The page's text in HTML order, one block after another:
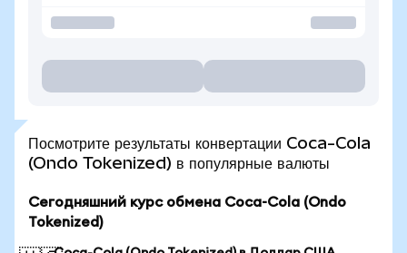
Посмотрите результаты конвертации Coca-Cola
(Ondo Tokenized) в популярные валюты
Сегодняшний курс обмена Coca-Cola (Ondo
Tokenized)